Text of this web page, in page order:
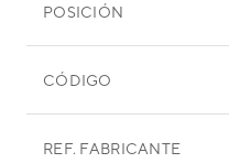
POSICIÓN
CÓDIGO
REF. FABRICANTE